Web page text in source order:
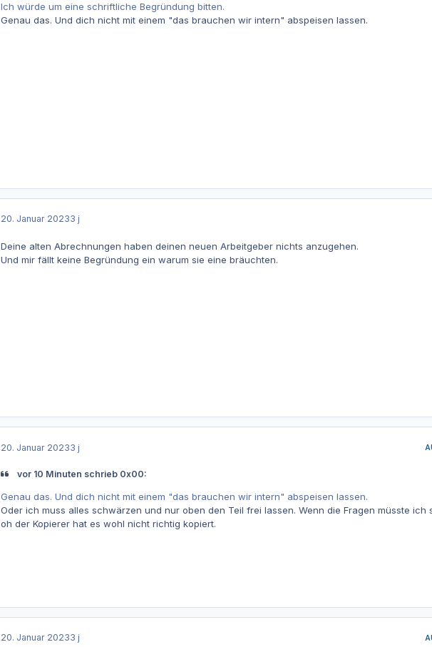
Ich würde um eine schriftliche Begründung bitten.
Genau das. Und dich nicht mit einem "das brauchen wir intern" abspeisen lassen.
20. Januar 20233 j
Deine alten Abrechnungen haben deinen neuen Arbeitgeber nichts anzugehen.
Und mir fällt keine Begründung ein warum sie eine bräuchten.
20. Januar 20233 j
vor 10 Minuten schrieb 0x00:
Genau das. Und dich nicht mit einem "das brauchen wir intern" abspeisen lassen.
Oder ich muss alles schwärzen und nur oben den Teil frei lassen. Wenn die Fragen müsste ich
oh der Kopierer hat es wohl nicht richtig kopiert.
20. Januar 20233 j